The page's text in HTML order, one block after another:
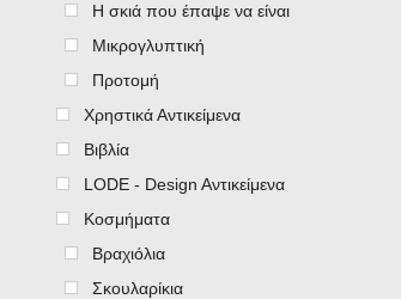
Η σκιά που έπαψε να είναι
Μικρογλυπτική
Προτομή
Χρηστικά Αντικείμενα
Βιβλία
LODE - Design Aντικείμενα
Κοσμήματα
Βραχιόλια
Σκουλαρίκια